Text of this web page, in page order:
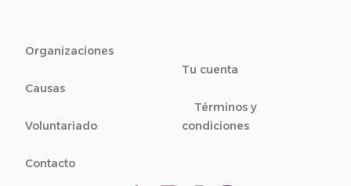
Organizaciones
Causas
Voluntariado
Contacto
Tu cuenta
Términos y
condiciones